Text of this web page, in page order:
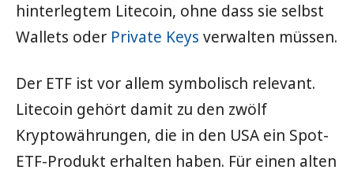
hinterlegtem Litecoin, ohne dass sie selbst
Wallets oder Private Keys verwalten müssen.
Der ETF ist vor allem symbolisch relevant.
Litecoin gehört damit zu den zwölf
Kryptowährungen, die in den USA ein Spot-
ETF-Produkt erhalten haben. Für einen alten